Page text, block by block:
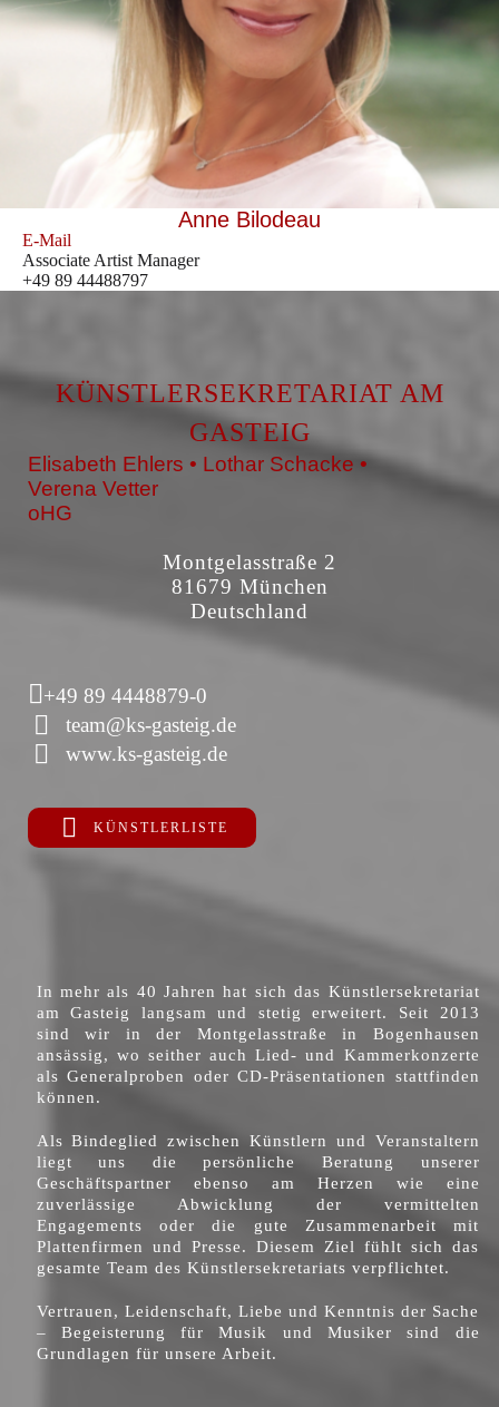
Anne Bilodeau
E-Mail
Associate Artist Manager
+49 89 44488797
KÜNSTLERSEKRETARIAT AM
GASTEIG
Elisabeth Ehlers • Lothar Schacke •
Verena Vetter
oHG
Montgelasstraße 2
81679 München
Deutschland
+49 89 4448879-0
team@ks-gasteig.de
www.ks-gasteig.de
KÜNSTLERLISTE
In mehr als 40 Jahren hat sich das Künstlersekretariat
am Gasteig langsam und stetig erweitert. Seit 2013
sind wir in der Montgelasstraße in Bogenhausen
ansässig, wo seither auch Lied- und Kammerkonzerte
als Generalproben oder CD-Präsentationen stattfinden
können.
Als Bindeglied zwischen Künstlern und Veranstaltern
liegt uns die persönliche Beratung unserer
Geschäftspartner ebenso am Herzen wie eine
zuverlässige Abwicklung der vermittelten
Engagements oder die gute Zusammenarbeit mit
Plattenfirmen und Presse. Diesem Ziel fühlt sich das
gesamte Team des Künstlersekretariats verpflichtet.
Vertrauen, Leidenschaft, Liebe und Kenntnis der Sache
– Begeisterung für Musik und Musiker sind die
Grundlagen für unsere Arbeit.